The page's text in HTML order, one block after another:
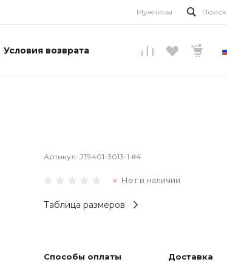
Мужчины Поиск
Условия возврата
Артикул: JT9401-3013-1 #4
Нет в наличии
Таблица размеров
Способы оплаты Доставка